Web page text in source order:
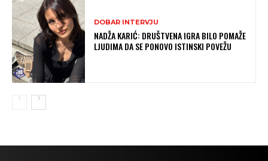
DOBAR INTERVJU
NADŽA KARIĆ: DRUŠTVENA IGRA BILO POMAŽE
LJUDIMA DA SE PONOVO ISTINSKI POVEŽU